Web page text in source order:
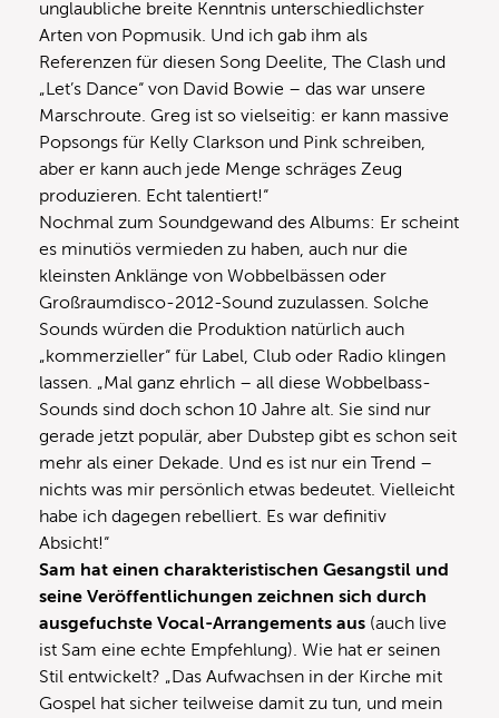
unglaubliche breite Kenntnis unterschiedlichster
Arten von Popmusik. Und ich gab ihm als
Referenzen für diesen Song Deelite, The Clash und
„Let’s Dance“ von David Bowie – das war unsere
Marschroute. Greg ist so vielseitig: er kann massive
Popsongs für Kelly Clarkson und Pink schreiben,
aber er kann auch jede Menge schräges Zeug
produzieren. Echt talentiert!“
Nochmal zum Soundgewand des Albums: Er scheint
es minutiös vermieden zu haben, auch nur die
kleinsten Anklänge von Wobbelbässen oder
Großraumdisco-2012-Sound zuzulassen. Solche
Sounds würden die Produktion natürlich auch
„kommerzieller“ für Label, Club oder Radio klingen
lassen. „Mal ganz ehrlich – all diese Wobbelbass-
Sounds sind doch schon 10 Jahre alt. Sie sind nur
gerade jetzt populär, aber Dubstep gibt es schon seit
mehr als einer Dekade. Und es ist nur ein Trend –
nichts was mir persönlich etwas bedeutet. Vielleicht
habe ich dagegen rebelliert. Es war definitiv
Absicht!“
Sam hat einen charakteristischen Gesangstil und
seine Veröffentlichungen zeichnen sich durch
ausgefuchste Vocal-Arrangements aus (auch live
ist Sam eine echte Empfehlung). Wie hat er seinen
Stil entwickelt? „Das Aufwachsen in der Kirche mit
Gospel hat sicher teilweise damit zu tun, und mein